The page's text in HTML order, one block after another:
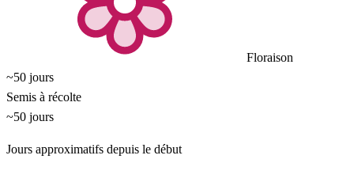
Floraison
~50 jours
Semis à récolte
~50 jours
Jours approximatifs depuis le début